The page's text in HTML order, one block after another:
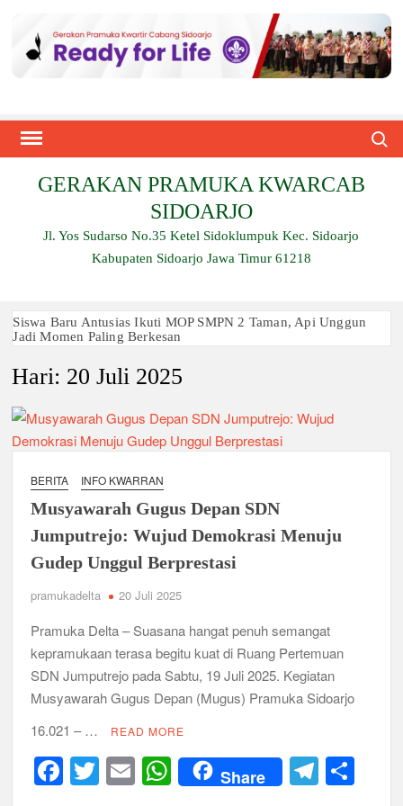
content
GERAKAN PRAMUKA KWARCAB
SIDOARJO
Jl. Yos Sudarso No.35 Ketel Sidoklumpuk Kec. Sidoarjo
Kabupaten Sidoarjo Jawa Timur 61218
Siswa Baru Antusias Ikuti MOP SMPN 2 Taman, Api Unggun
Jadi Momen Paling Berkesan
Berjalan 2 Kilometer hingga Taklukkan Beragam Ujian, Inilah
Ambalan SMAN 3 Sidoarjo Gelar Anjangsana dan Buka
Bersama 2026, Pererat Tali Persaudaraan
Relevansi Pemikiran Baden-Powell dalam Pembinaan
Generasi Muda di Era Digital
Semangat “Cerdas, Ceria, Cekatan” Warnai Pesta Siaga
Kwarran Sukodono Tahun 2026
Berkarakter, Berprestasi, Berbudi Luhur : Lomba Tingkat I
Cetak Generasi Tangguh
Pramuka SMKN 1 Jabon Tempa Disiplin dan Kepedulian
Sosial Melalui Jelajah Desa
Gemuruh Semangat di Pangkalan SMP YPM 1 Taman: Saat
Perkuat Kepemimpinan dan Demokrasi, Kwarran Jabon Gelar
Dianpinsa serta Musppanitera 2026
Hari: 20 Juli 2025
BERITA INFO KWARRAN
Musyawarah Gugus Depan SDN
Jumputrejo: Wujud Demokrasi Menuju
Gudep Unggul Berprestasi
pramukadelta 20 Juli 2025
Pramuka Delta – Suasana hangat penuh semangat
kepramukaan terasa begitu kuat di Ruang Pertemuan
SDN Jumputrejo pada Sabtu, 19 Juli 2025. Kegiatan
Musyawarah Gugus Depan (Mugus) Pramuka Sidoarjo
16.021 – …
READ MORE
F T E W Share T